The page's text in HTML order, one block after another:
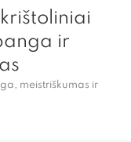
ir
meistriškumas ir